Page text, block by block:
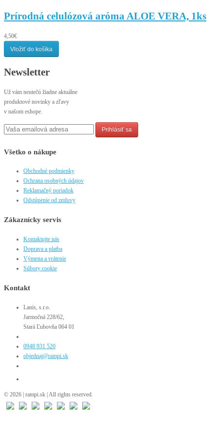
Prírodná celulózová aróma ALOE VERA, 1ks
4,50€
Vložiť do košíka
Newsletter
Už vám neutečú žiadne aktuálne
produktové novinky a zľavy
v našom eshope.
Prihlásiť sa
Všetko o nákupe
Obchodné podmienky
Ochrana osobných údajov
Reklamačný poriadok
Odstúpenie od zmluvy
Zákaznícky servis
Kontaktujte nás
Doprava a platba
Výmena a vrátenie
Súbory cookie
Kontakt
Lanis, s.r.o.
Jarmočná 228/62,
Stará Ľubovňa 064 01
0948 931 520
objednaj@rampi.sk
© 2026 | rampi.sk | All rights reserved.